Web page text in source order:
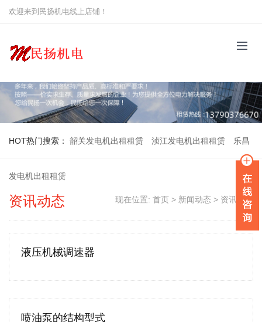
欢迎来到民扬机电线上店铺！
HOT热门搜索： 韶关发电机出租租赁 浈江发电机出租租赁 乐昌
发电机出租租赁
资讯动态 现在位置: 首页 > 新闻动态 > 资讯动态
液压机械调速器
喷油泵的结构型式